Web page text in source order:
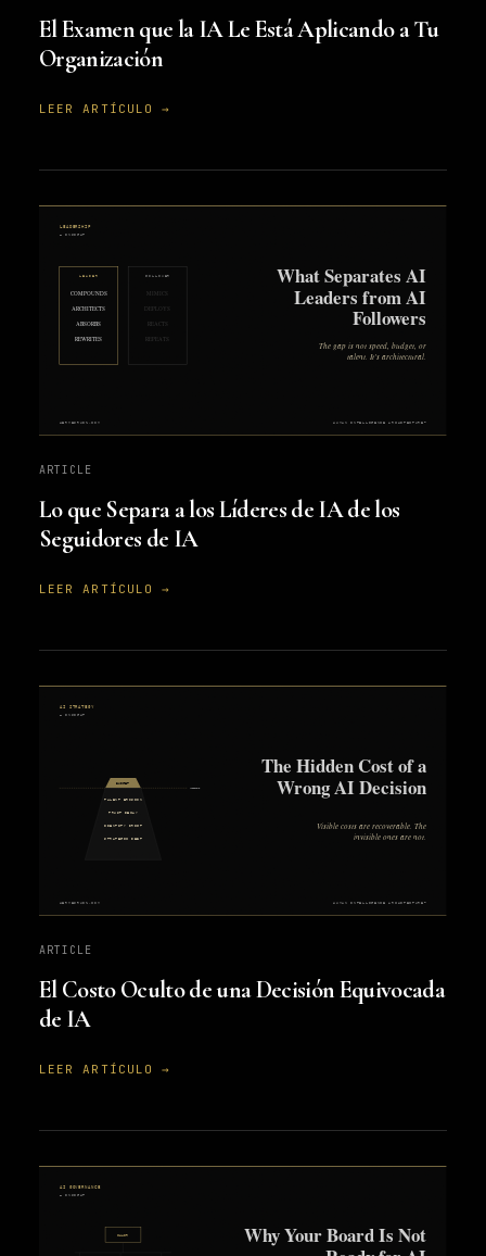
El Examen que la IA Le Está Aplicando a Tu
Organización
LEER ARTÍCULO →
ARTICLE
Lo que Separa a los Líderes de IA de los
Seguidores de IA
LEER ARTÍCULO →
ARTICLE
El Costo Oculto de una Decisión Equivocada
de IA
LEER ARTÍCULO →